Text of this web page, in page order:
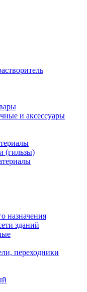
и аксессуары
(гильзы)
назначения
зданий
переходники